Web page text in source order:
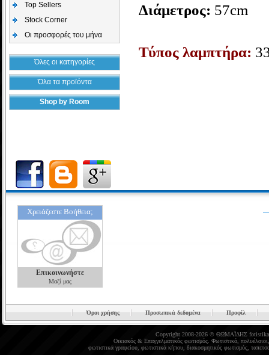
Top Sellers
Stock Corner
Οι προσφορές του μήνα
Όλες οι κατηγορίες
Όλα τα προϊόντα
Shop by Room
Διάμετρος: 57cm
Τύπος λαμπτήρα:
Χρειάζεστε Βοήθεια;
Επικοινωνήστε
Μαζί μας
Όροι χρήσης Προσωπικά δεδομένα Προφίλ
Copyright 2008-2026 © ΘΩΜΑΪΔΗΣ
Οικιακός& Επαγγελματικός φωτισμός. Φωτιστικά, πολυέλαιοι
φωτιστικά γραφείου, φωτιστικά κήπου, διακοσμητικός φωτισμός,